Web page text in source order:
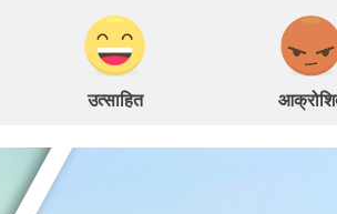
उत्साहित